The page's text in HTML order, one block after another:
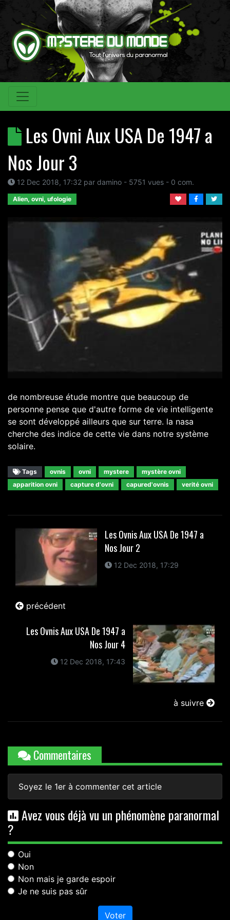
Les Ovni Aux USA De 1947 a
Nos Jour 3
12 Dec 2018, 17:32 par damino - 5751 vues - 0 com.
Alien, ovni, ufologie
de nombreuse étude montre que beaucoup de
personne pense que d'autre forme de vie intelligente
se sont développé ailleurs que sur terre. la nasa
cherche des indice de cette vie dans notre système
solaire.
Tags ovnis ovni mystere
mystère ovni
apparition ovni
capture d'ovni capured'ovnis verité ovni
Les Ovnis Aux USA De 1947 a
Nos Jour 2
12 Dec 2018, 17:29
précédent
Les Ovnis Aux USA De 1947 a
Nos Jour 4
12 Dec 2018, 17:43
à suivre
Commentaires
Soyez le 1er à commenter cet article
Avez vous déjà vu un phénomène paranormal
?
Oui
Non
Non mais je garde espoir
Je ne suis pas sûr
Voter